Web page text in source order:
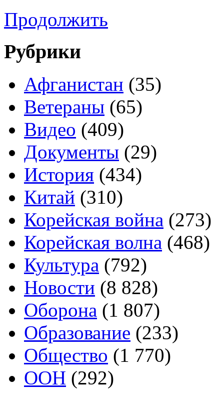
Продолжить
Рубрики
Афганистан (35)
Ветераны (65)
Видео (409)
Документы (29)
История (434)
Китай (310)
Корейская война (273)
Корейская волна (468)
Культура (792)
Новости (8 828)
Оборона (1 807)
Образование (233)
Общество (1 770)
ООН (292)